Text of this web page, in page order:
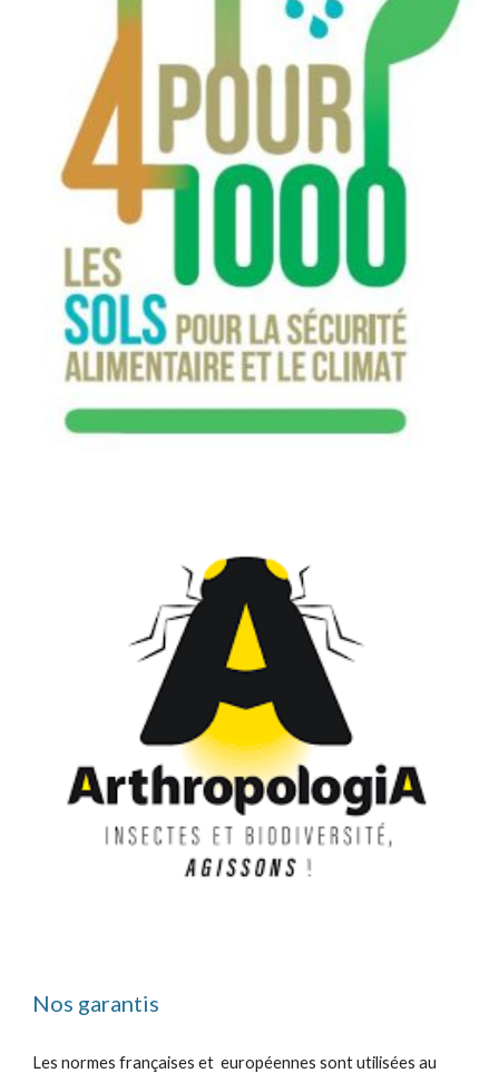
Nos garantis
Les normes françaises et européennes sont utilisées au